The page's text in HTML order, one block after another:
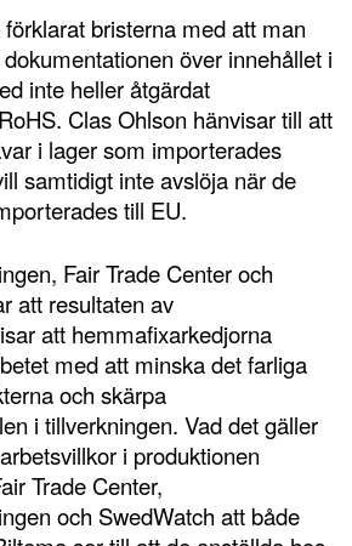
bristerna med att man
över innehållet i
inte heller åtgärdat
Clas Ohlson hänvisar till att
i lager som importerades
samtidigt inte avslöja när de
till EU.
Fair Trade Center och
att resultaten av
att hemmafixarkedjorna
med att minska det farliga
och skärpa
i tillverkningen. Vad det gäller
i produktionen
Trade Center,
och SwedWatch att både